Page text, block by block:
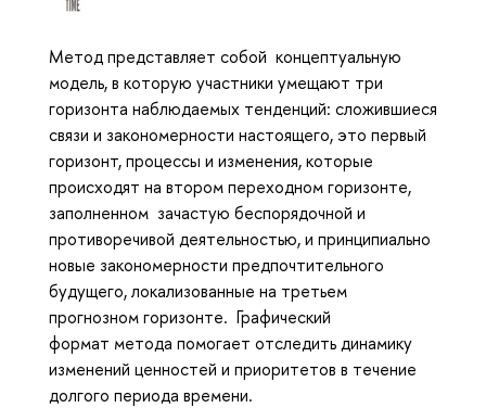
Метод представляет собой концептуальную
модель, в которую участники умещают три
горизонта наблюдаемых тенденций: сложившиеся
связи и закономерности настоящего, это первый
горизонт, процессы и изменения, которые
происходят на втором переходном горизонте,
заполненном зачастую беспорядочной и
противоречивой деятельностью, и принципиально
новые закономерности предпочтительного
будущего, локализованные на третьем
прогнозном горизонте. Графический
формат метода помогает отследить динамику
изменений ценностей и приоритетов в течение
долгого периода времени.